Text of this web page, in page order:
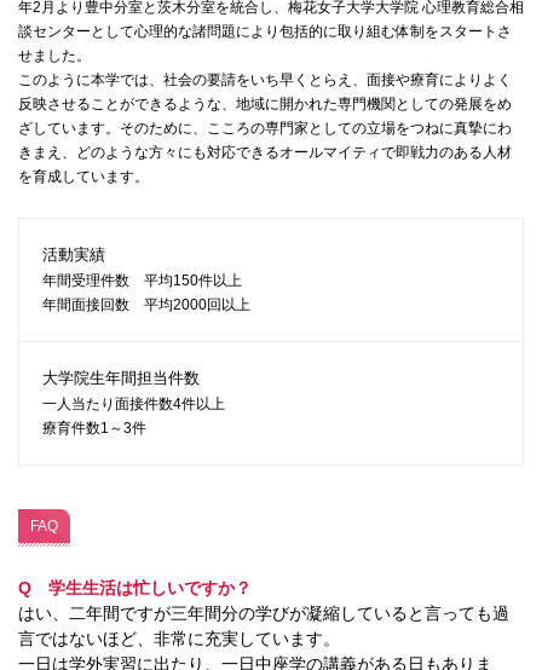
年2月より豊中分室と茨木分室を統合し、梅花女子大学大学院 心理教育総合相
談センターとして心理的な諸問題により包括的に取り組む体制をスタートさ
せました。
このように本学では、社会の要請をいち早くとらえ、面接や療育によりよく
反映させることができるような、地域に開かれた専門機関としての発展をめ
ざしています。そのために、こころの専門家としての立場をつねに真摯にわ
きまえ、どのような方々にも対応できるオールマイティで即戦力のある人材
を育成しています。
活動実績
年間受理件数 平均150件以上
年間面接回数 平均2000回以上
大学院生年間担当件数
一人当たり面接件数4件以上
療育件数1～3件
FAQ
Q 学生生活は忙しいですか？
はい、二年間ですが三年間分の学びが凝縮していると言っても過
言ではないほど、非常に充実しています。
一日は学外実習に出たり、一日中座学の講義がある日もありま